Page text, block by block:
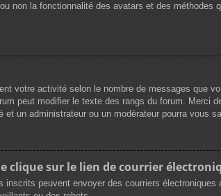
non la fonctionnalité des avatars et des
votre activité selon le nombre de messages
peut modifier le texte des rangs du forum. Merci
un administrateur ou un modérateur pourra vous
clique sur le lien de courrier
peuvent envoyer des courriers